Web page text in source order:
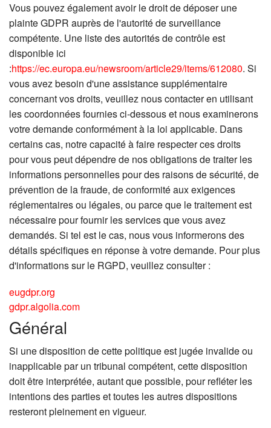
Vous pouvez également avoir le droit de déposer une
plainte GDPR auprès de l'autorité de surveillance
compétente. Une liste des autorités de contrôle est
disponible ici
:https://ec.europa.eu/newsroom/article29/items/612080. Si
vous avez besoin d'une assistance supplémentaire
concernant vos droits, veuillez nous contacter en utilisant
les coordonnées fournies ci-dessous et nous examinerons
votre demande conformément à la loi applicable. Dans
certains cas, notre capacité à faire respecter ces droits
pour vous peut dépendre de nos obligations de traiter les
informations personnelles pour des raisons de sécurité, de
prévention de la fraude, de conformité aux exigences
réglementaires ou légales, ou parce que le traitement est
nécessaire pour fournir les services que vous avez
demandés. Si tel est le cas, nous vous informerons des
détails spécifiques en réponse à votre demande. Pour plus
d'informations sur le RGPD, veuillez consulter :
eugdpr.org
gdpr.algolia.com
Général
Si une disposition de cette politique est jugée invalide ou
inapplicable par un tribunal compétent, cette disposition
doit être interprétée, autant que possible, pour refléter les
intentions des parties et toutes les autres dispositions
resteront pleinement en vigueur.